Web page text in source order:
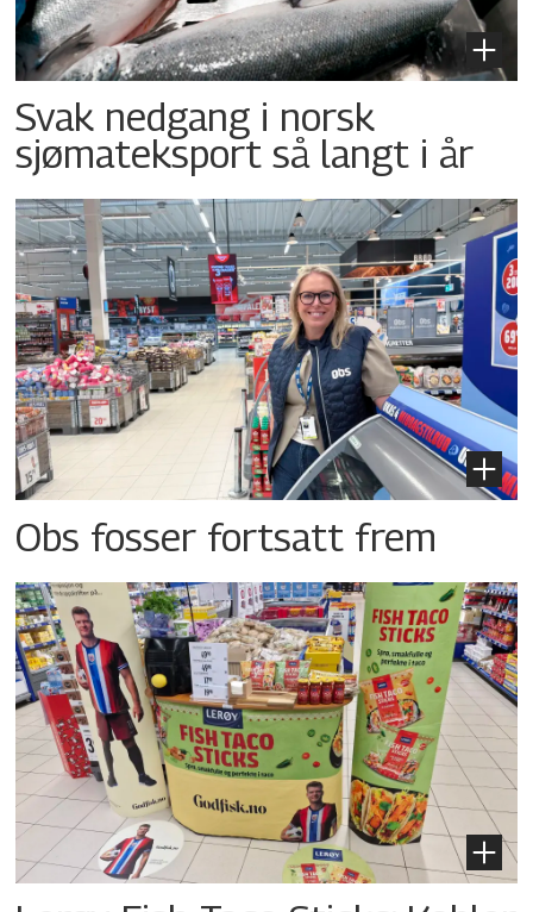
Svak nedgang i norsk
sjømateksport så langt i år
Obs fosser fortsatt frem